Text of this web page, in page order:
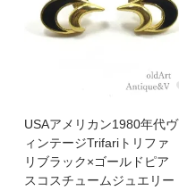
USAアメリカン1980年代ヴ
ィンテージTrifariトリファ
リブラック×ゴールドピア
スコスチュームジュエリー